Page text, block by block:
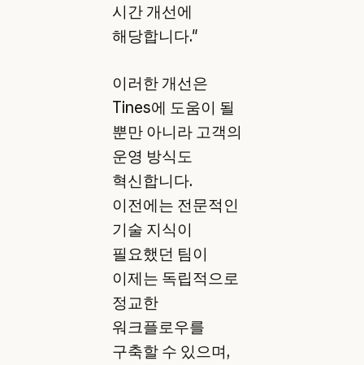
시간 개선에
해당합니다."
이러한 개선은
Tines에 도움이 될
뿐만 아니라 고객의
운영 방식도
혁신합니다.
이전에는 전문적인
기술 지식이
필요했던 팀이
이제는 독립적으로
정교한
워크플로우를
구축할 수 있으며,